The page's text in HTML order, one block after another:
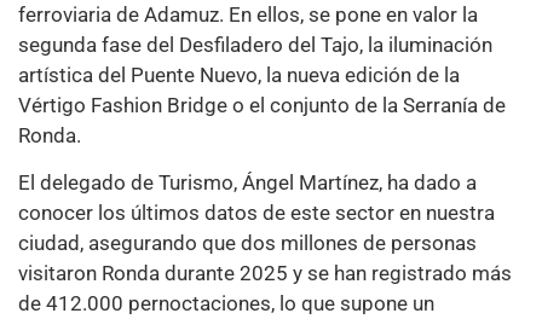
ferroviaria de Adamuz. En ellos, se pone en valor la
segunda fase del Desfiladero del Tajo, la iluminación
artística del Puente Nuevo, la nueva edición de la
Vértigo Fashion Bridge o el conjunto de la Serranía de
Ronda.
El delegado de Turismo, Ángel Martínez, ha dado a
conocer los últimos datos de este sector en nuestra
ciudad, asegurando que dos millones de personas
visitaron Ronda durante 2025 y se han registrado más
de 412.000 pernoctaciones, lo que supone un